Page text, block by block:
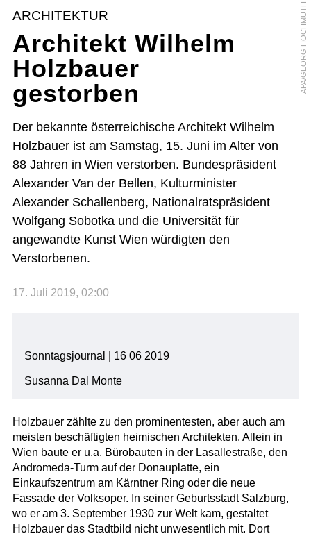
APA/GEORG HOCHMUTH
ARCHITEKTUR
Architekt Wilhelm
Holzbauer
gestorben
Der bekannte österreichische Architekt Wilhelm
Holzbauer ist am Samstag, 15. Juni im Alter von
88 Jahren in Wien verstorben. Bundespräsident
Alexander Van der Bellen, Kulturminister
Alexander Schallenberg, Nationalratspräsident
Wolfgang Sobotka und die Universität für
angewandte Kunst Wien würdigten den
Verstorbenen.
17. Juli 2019, 02:00
Sonntagsjournal | 16 06 2019
Susanna Dal Monte
Holzbauer zählte zu den prominentesten, aber auch am
meisten beschäftigten heimischen Architekten. Allein in
Wien baute er u.a. Bürobauten in der Lasallestraße, den
Andromeda-Turm auf der Donauplatte, ein
Einkaufszentrum am Kärntner Ring oder die neue
Fassade der Volksoper. In seiner Geburtsstadt Salzburg,
wo er am 3. September 1930 zur Welt kam, gestaltet
Holzbauer das Stadtbild nicht unwesentlich mit. Dort